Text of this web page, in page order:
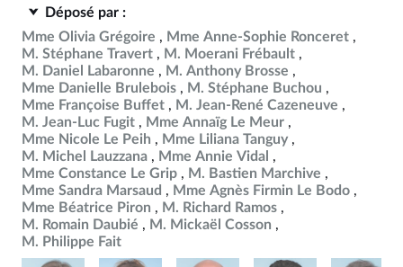
Déposé par :
Mme Olivia Grégoire
Mme Anne-Sophie Ronceret
M. Stéphane Travert
M. Moerani Frébault
M. Daniel Labaronne
M. Anthony Brosse
Mme Danielle Brulebois
M. Stéphane Buchou
Mme Françoise Buffet
M. Jean-René Cazeneuve
M. Jean-Luc Fugit
Mme Annaïg Le Meur
Mme Nicole Le Peih
Mme Liliana Tanguy
M. Michel Lauzzana
Mme Annie Vidal
Mme Constance Le Grip
M. Bastien Marchive
Mme Sandra Marsaud
Mme Agnès Firmin Le Bodo
Mme Béatrice Piron
M. Richard Ramos
M. Romain Daubié
M. Mickaël Cosson
M. Philippe Fait